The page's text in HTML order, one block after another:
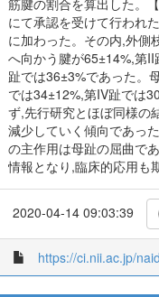
にて承認を受けて行われ
に加わった。その内,外側
へ向かう腱が65±14%,第
趾では36±3%であった。
では34±12%,第IV趾では
ず,先行研究とほぼ同様の
減少していく傾向であっ
の主作用は母趾の屈曲で
情報となり,臨床的応用も
2020-04-14 09:03:39
https://ci.nii.ac.jp/